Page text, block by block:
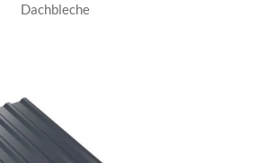
Dachbleche